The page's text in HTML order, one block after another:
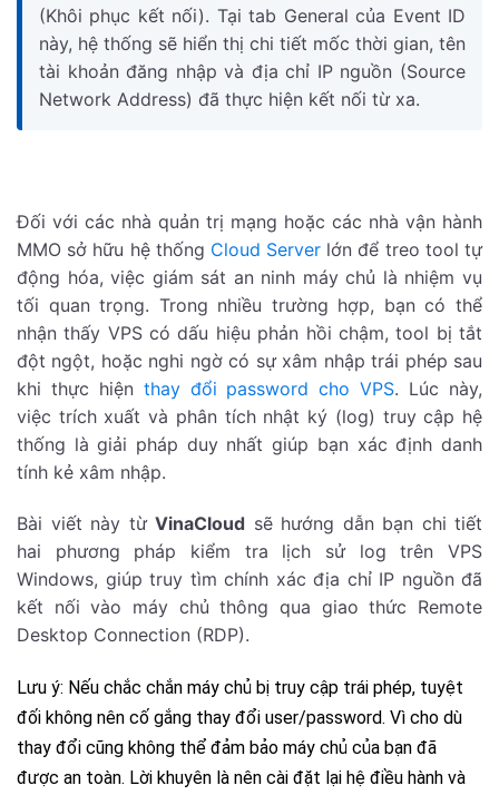
(Khôi phục kết nối). Tại tab General của Event ID
này, hệ thống sẽ hiển thị chi tiết mốc thời gian, tên
tài khoản đăng nhập và địa chỉ IP nguồn (Source
Network Address) đã thực hiện kết nối từ xa.
Đối với các nhà quản trị mạng hoặc các nhà vận hành
MMO sở hữu hệ thống Cloud Server lớn để treo tool tự
động hóa, việc giám sát an ninh máy chủ là nhiệm vụ
tối quan trọng. Trong nhiều trường hợp, bạn có thể
nhận thấy VPS có dấu hiệu phản hồi chậm, tool bị tắt
đột ngột, hoặc nghi ngờ có sự xâm nhập trái phép sau
khi thực hiện thay đổi password cho VPS. Lúc này,
việc trích xuất và phân tích nhật ký (log) truy cập hệ
thống là giải pháp duy nhất giúp bạn xác định danh
tính kẻ xâm nhập.
Bài viết này từ VinaCloud sẽ hướng dẫn bạn chi tiết
hai phương pháp kiểm tra lịch sử log trên VPS
Windows, giúp truy tìm chính xác địa chỉ IP nguồn đã
kết nối vào máy chủ thông qua giao thức Remote
Desktop Connection (RDP).
Lưu ý: Nếu chắc chắn máy chủ bị truy cập trái phép, tuyệt
đối không nên cố gắng thay đổi user/password. Vì cho dù
thay đổi cũng không thể đảm bảo máy chủ của bạn đã
được an toàn. Lời khuyên là nên cài đặt lại hệ điều hành và